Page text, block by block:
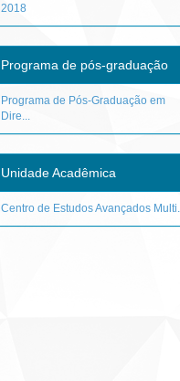
2018
Programa de pós-graduação
Programa de Pós-Graduação em
Dire...
Unidade Acadêmica
Centro de Estudos Avançados Multi...